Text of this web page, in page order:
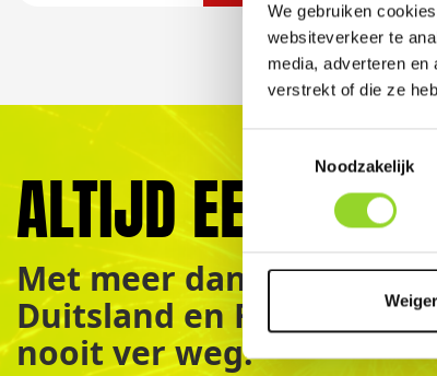
We gebruiken
websiteverkeer te
media, adverteren
verstrekt of die ze
Noodzakelijk
ALTIJD EEN
Met meer dan 450+
Duitsland en Frankrijk is
nooit ver weg!